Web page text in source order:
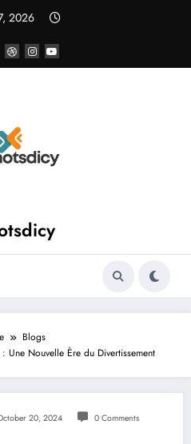
2026
Blogs
Une Nouvelle Ère du Divertissement
20, 2024 0 Comments